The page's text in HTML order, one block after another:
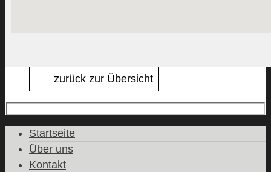
zurück zur Übersicht
Startseite
Über uns
Kontakt